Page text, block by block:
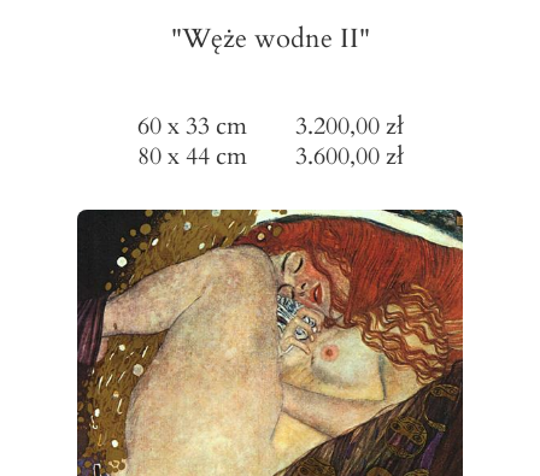
60 x 33 cm 3.200,00 zł
80 x 44 cm 3.600,00 zł
"Węże wodne II"